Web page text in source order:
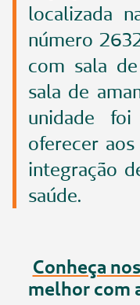
localizada
número
com sala
sala de
unidade
oferecer
integração
saúde.
Conheça
melhor com